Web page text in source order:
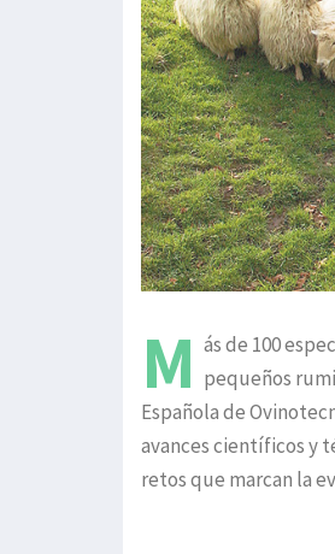
M ás de 100
pequeños
Española de
avances científicos y
retos que marcan la